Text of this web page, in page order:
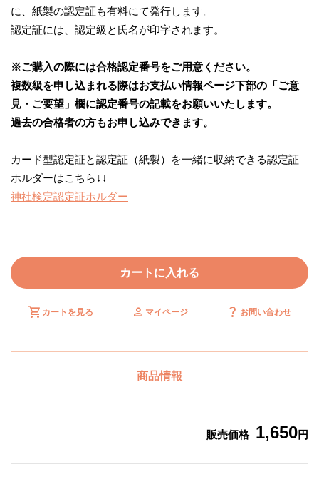
に、紙製の認定証も有料にて発行します。
認定証には、認定級と氏名が印字されます。
※ご購入の際には合格認定番号をご用意ください。
複数級を申し込まれる際はお支払い情報ページ下部の「ご意
見・ご要望」欄に認定番号の記載をお願いいたします。
過去の合格者の方もお申し込みできます。
カード型認定証と認定証（紙製）を一緒に収納できる認定証
ホルダーはこちら↓↓
神社検定認定証ホルダー
カートに入れる
shopping_cart カートを見る person マイページ question_mark お問い合わせ
商品情報
販売価格 1,650円